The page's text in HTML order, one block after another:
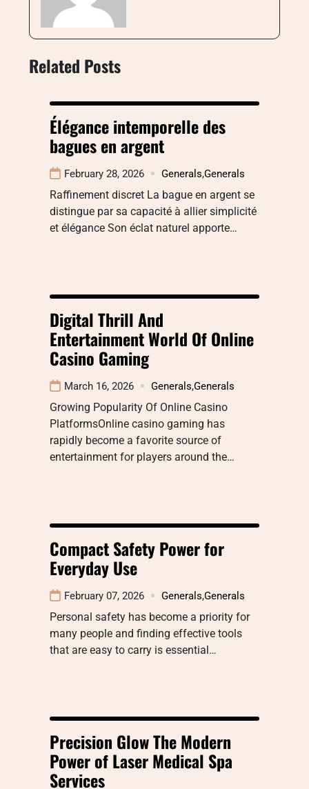
Related Posts
Élégance intemporelle des
bagues en argent
February 28, 2026 Generals,Generals
Raffinement discret La bague en argent se
distingue par sa capacité à allier simplicité
et élégance Son éclat naturel apporte…
Digital Thrill And
Entertainment World Of Online
Casino Gaming
March 16, 2026 Generals,Generals
Growing Popularity Of Online Casino
PlatformsOnline casino gaming has
rapidly become a favorite source of
entertainment for players around the…
Compact Safety Power for
Everyday Use
February 07, 2026 Generals,Generals
Personal safety has become a priority for
many people and finding effective tools
that are easy to carry is essential…
Precision Glow The Modern
Power of Laser Medical Spa
Services